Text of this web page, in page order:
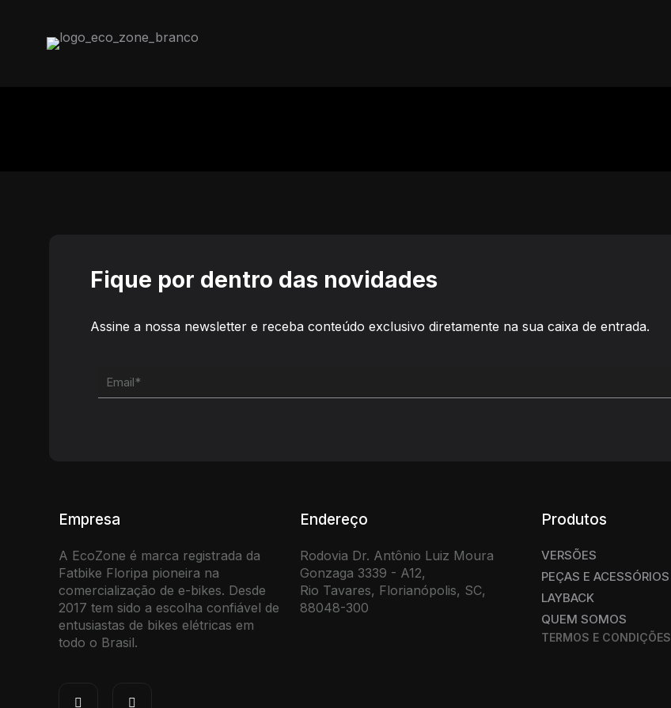
Fique por dentro das novidades
Assine a nossa newsletter e receba conteúdo exclusivo diretamente na sua caixa de entrada.
Empresa
A EcoZone é marca registrada da
Fatbike Floripa pioneira na
comercialização de e-bikes. Desde
2017 tem sido a escolha confiável de
entusiastas de bikes elétricas em
todo o Brasil.
Endereço
Rodovia Dr. Antônio Luiz Moura
Gonzaga 3339 - A12,
Rio Tavares, Florianópolis, SC,
88048-300
Produtos
VERSÕES
PEÇAS E ACESSÓRIOS
LAYBACK
QUEM SOMOS
TERMOS E CONDIÇÕES